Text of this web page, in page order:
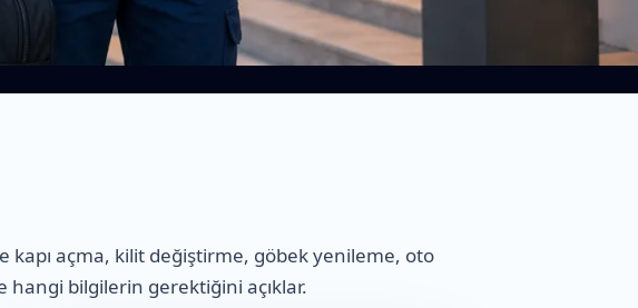
açma, kilit değiştirme, göbek yenileme, oto
bilgilerin gerektiğini açıklar.